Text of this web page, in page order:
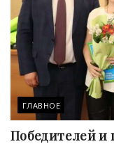
ГЛАВНОЕ
Победителей и